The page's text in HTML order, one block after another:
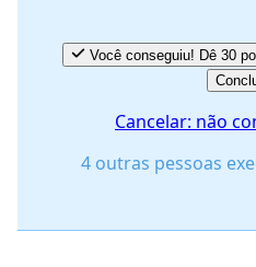
Você conseguiu! Dê 30
Cancelar: não
4 outras pessoas